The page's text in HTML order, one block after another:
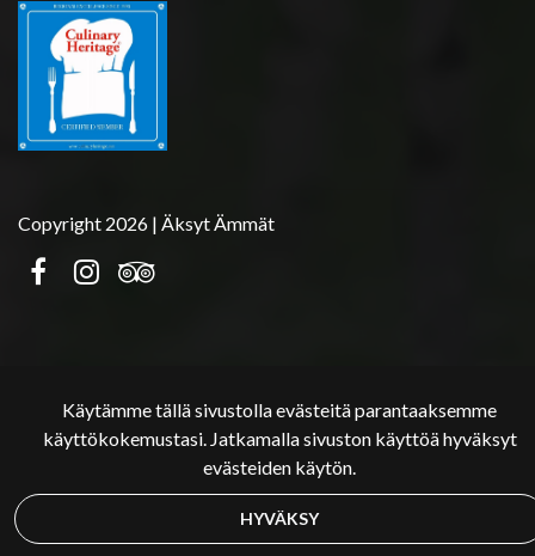
Käytämme tällä sivustolla evästeitä parantaaksemme
käyttökokemustasi. Jatkamalla sivuston käyttöä hyväksyt
evästeiden käytön.
HYVÄKSY
Copyright 2026 | Äksyt Ämmät